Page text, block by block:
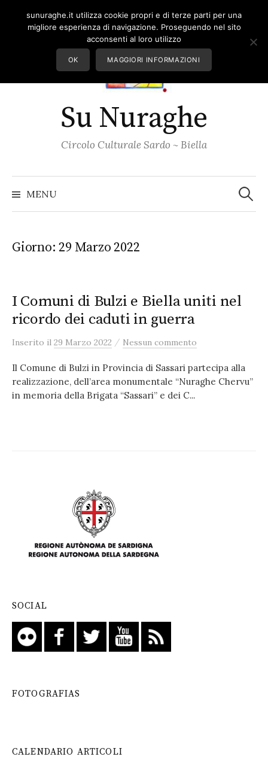
Su Nuraghe
Circolo Culturale Sardo ~ Biella
MENU per:
Giorno:29 Marzo 2022
I Comuni di Bulzi e Biella uniti nel
ricordo dei caduti in guerra
Inserito il 29 Marzo 2022 / Nessun commento
Il Comune di Bulzi in Provincia di Sassari partecipa alla
realizzazione, dell’area monumentale “Nuraghe Chervu”
in memoria della Brigata “Sassari” e dei C...
SOCIAL
FOTOGRAFIAS
CALENDARIO ARTICOLI
sunuraghe.it utilizza cookie propri e di terze parti per una
migliore esperienza di navigazione. Proseguendo nel sito
acconsenti al loro utilizzo
OK MAGGIORI INFORMAZIONI